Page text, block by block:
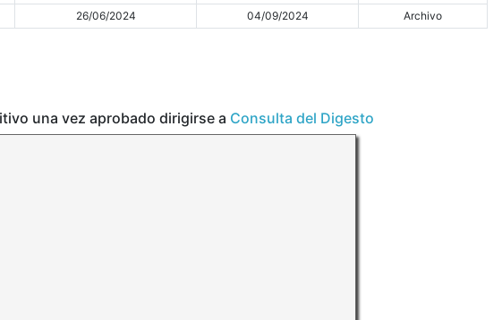
26/06/2024 04/09/2024 Archivo
una vez aprobado dirigirse a Consulta del Digesto